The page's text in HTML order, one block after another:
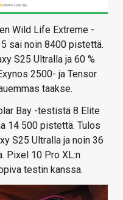
Wild Life Extreme -
sai noin 8400 pistettä.
S25 Ultralla ja 60 %
2500- ja Tensor
taakse.
Bay -testistä 8 Elite
14 500 pistettä. Tulos
S25 Ultralla ja noin 36
Pixel 10 Pro XL:n
testin kanssa.